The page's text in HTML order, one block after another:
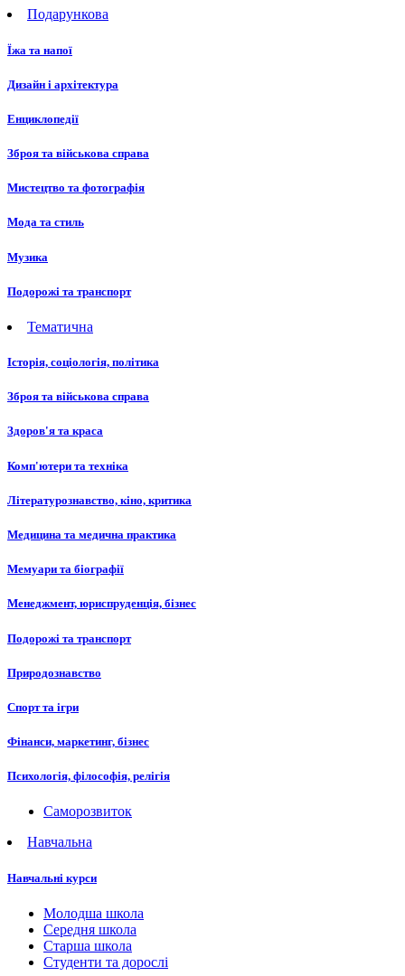
Подарункова
Їжа та напої
Дизайн і архітектура
Енциклопедії
Зброя та військова справа
Мистецтво та фотографія
Мода та стиль
Музика
Подорожі та транспорт
Тематична
Історія, соціологія, політика
Зброя та військова справа
Здоров'я та краса
Комп'ютери та техніка
Літературознавство, кіно, критика
Медицина та медична практика
Мемуари та біографії
Менеджмент, юриспруденція, бізнес
Подорожі та транспорт
Природознавство
Спорт та ігри
Фінанси, маркетинг, бізнес
Психологія, філософія, релігія
Саморозвиток
Навчальна
Навчальні курси
Молодша школа
Середня школа
Старша школа
Студенти та дорослі